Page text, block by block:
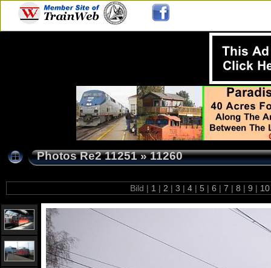
Photos Re2 11251»11260
Bild | 1 | 2 | 3 | 4 | 5 | 6 | 7 | 8 | 9 |